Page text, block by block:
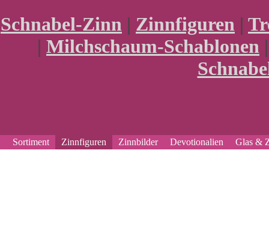
Schnabel-Zinn | Zinnfiguren |
| Milchschaum-Schablonen
Sortiment Zinnfiguren Zinnbilder Devotionalien Glas &